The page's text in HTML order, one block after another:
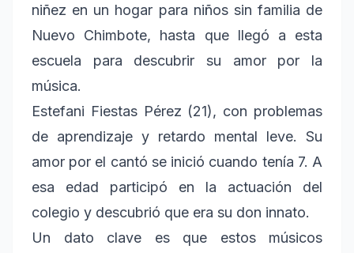
niñez en un hogar para niños sin familia de
Nuevo Chimbote, hasta que llegó a esta
escuela para descubrir su amor por la
música.
Estefani Fiestas Pérez (21), con problemas
de aprendizaje y retardo mental leve. Su
amor por el cantó se inició cuando tenía 7. A
esa edad participó en la actuación del
colegio y descubrió que era su don innato.
Un dato clave es que estos músicos